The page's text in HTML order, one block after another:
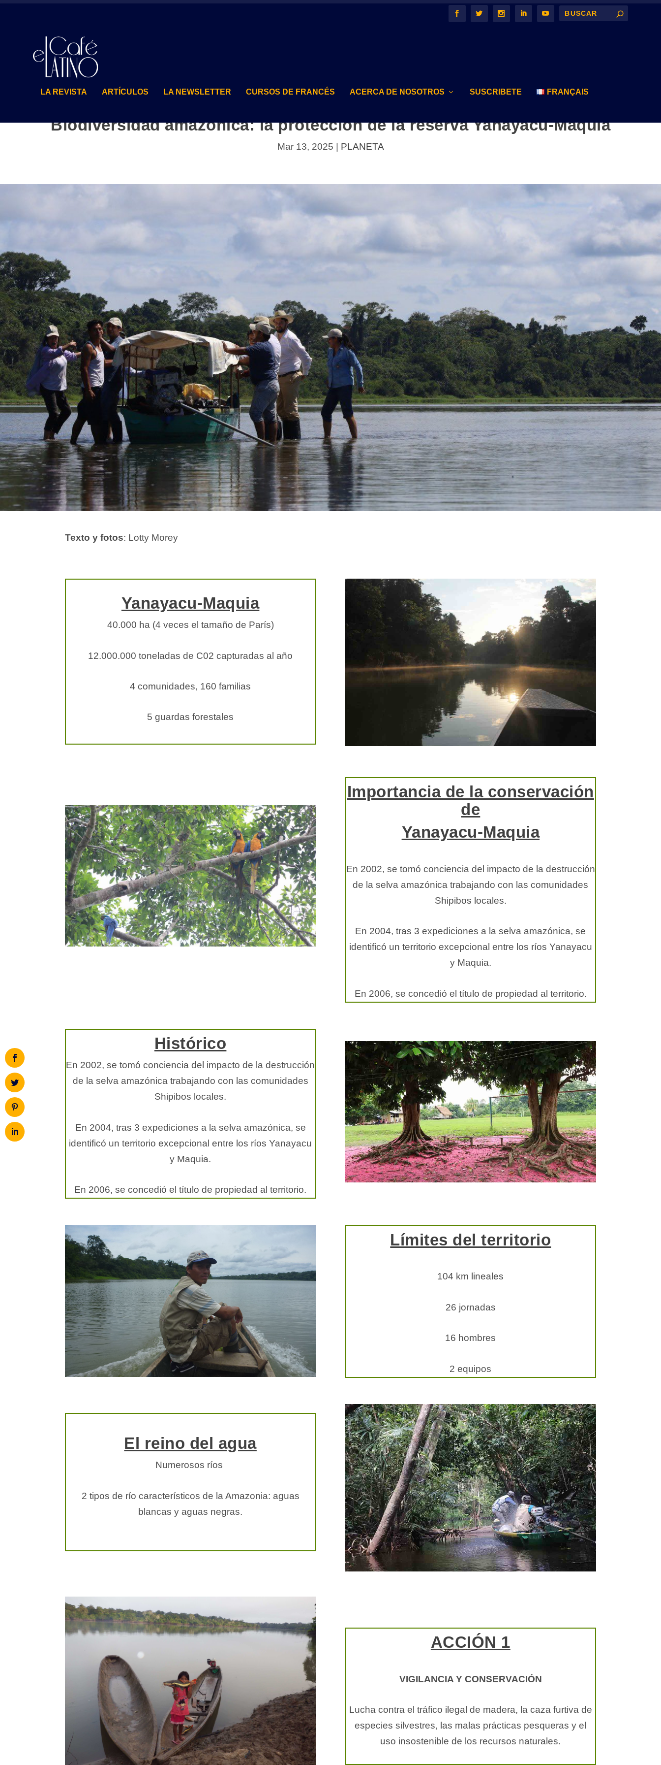
LA REVISTA ARTÍCULOS LA NEWSLETTER CURSOS DE FRANCÉS ACERCA DE NOSOTROS SUSCRIBETE FRANÇAIS
Biodiversidad amazónica: la protección de la reserva Yanayacu-Maquia
Mar 13, 2025 | PLANETA
Texto y fotos: Lotty Morey
Yanayacu-Maquia
40.000 ha (4 veces el tamaño de París)
12.000.000 toneladas de C02 capturadas al año
4 comunidades, 160 familias
5 guardas forestales
Importancia de la conservación
de
Yanayacu-Maquia
En 2002, se tomó conciencia del impacto de la destrucción
de la selva amazónica trabajando con las comunidades
Shipibos locales.
En 2004, tras 3 expediciones a la selva amazónica, se
identificó un territorio excepcional entre los ríos Yanayacu
y Maquia.
En 2006, se concedió el título de propiedad al territorio.
Histórico
En 2002, se tomó conciencia del impacto de la destrucción
de la selva amazónica trabajando con las comunidades
Shipibos locales.
En 2004, tras 3 expediciones a la selva amazónica, se
identificó un territorio excepcional entre los ríos Yanayacu
y Maquia.
En 2006, se concedió el título de propiedad al territorio.
Límites del territorio
104 km lineales
26 jornadas
16 hombres
2 equipos
El reino del agua
Numerosos ríos
2 tipos de río característicos de la Amazonia: aguas
blancas y aguas negras.
ACCIÓN 1
VIGILANCIA Y CONSERVACIÓN
Lucha contra el tráfico ilegal de madera, la caza furtiva de
especies silvestres, las malas prácticas pesqueras y el
uso insostenible de los recursos naturales.